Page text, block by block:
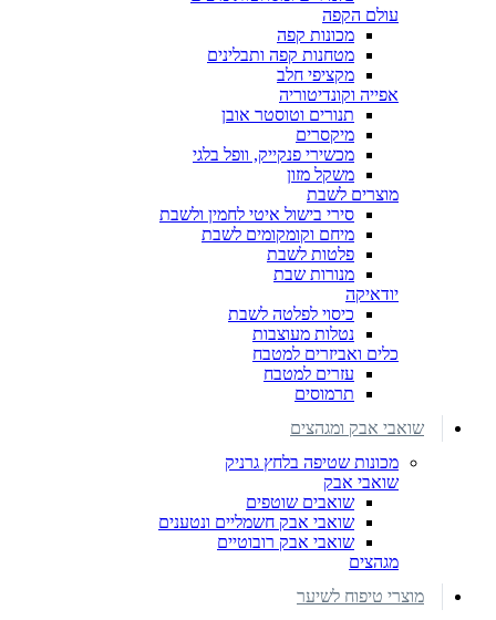
עולם הקפה
מכונות קפה
מטחנות קפה ותבלינים
מקציפי חלב
אפייה וקונדיטוריה
תנורים וטוסטר אובן
מיקסרים
מכשירי פנקייק, וופל בלגי
משקל מזון
מוצרים לשבת
סירי בישול איטי לחמין ולשבת
מיחם וקומקומים לשבת
פלטות לשבת
מנורות שבת
יודאיקה
כיסוי לפלטה לשבת
נטלות מעוצבות
כלים ואביזרים למטבח
עזרים למטבח
תרמוסים
שואבי אבק ומגהצים
מכונות שטיפה בלחץ גרניק
שואבי אבק
שואבים שוטפים
שואבי אבק חשמליים ונטענים
שואבי אבק רובוטיים
מגהצים
מוצרי טיפוח לשיער